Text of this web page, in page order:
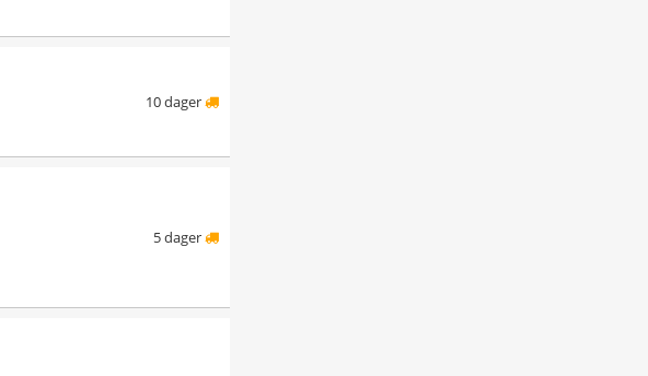
10 dager
5 dager